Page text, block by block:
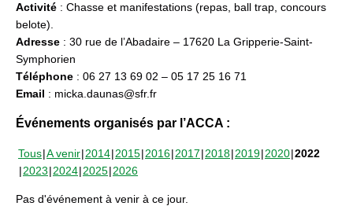
Activité : Chasse et manifestations (repas, ball trap, concours
belote).
Adresse : 30 rue de l’Abadaire – 17620 La Gripperie-Saint-
Symphorien
Téléphone : 06 27 13 69 02 – 05 17 25 16 71
Email : micka.daunas@sfr.fr
Événements organisés par l’ACCA :
Tous A venir 2014 2015 2016 2017 2018 2019 2020 2022
2023 2024 2025 2026
Pas d'événement à venir à ce jour.